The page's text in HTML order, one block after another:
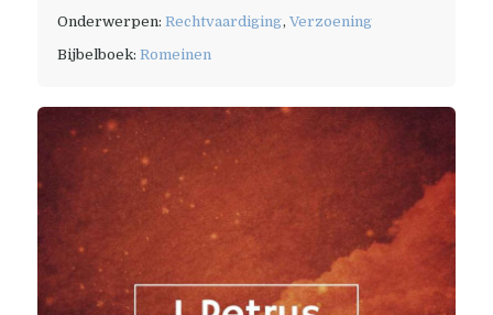
Onderwerpen: Rechtvaardiging, Verzoening
Bijbelboek: Romeinen